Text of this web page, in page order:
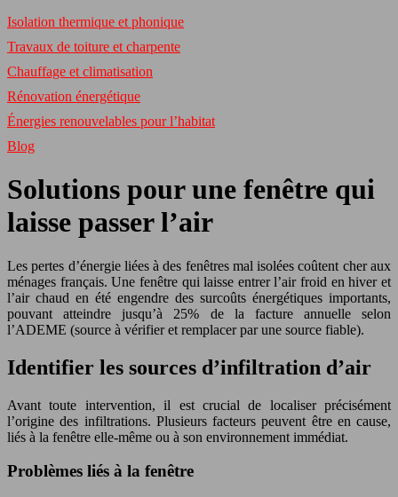
Isolation thermique et phonique
Travaux de toiture et charpente
Chauffage et climatisation
Rénovation énergétique
Énergies renouvelables pour l’habitat
Blog
Solutions pour une fenêtre qui
laisse passer l’air
Les pertes d’énergie liées à des fenêtres mal isolées coûtent cher aux
ménages français. Une fenêtre qui laisse entrer l’air froid en hiver et
l’air chaud en été engendre des surcoûts énergétiques importants,
pouvant atteindre jusqu’à 25% de la facture annuelle selon
l’ADEME (source à vérifier et remplacer par une source fiable).
Identifier les sources d’infiltration d’air
Avant toute intervention, il est crucial de localiser précisément
l’origine des infiltrations. Plusieurs facteurs peuvent être en cause,
liés à la fenêtre elle-même ou à son environnement immédiat.
Problèmes liés à la fenêtre